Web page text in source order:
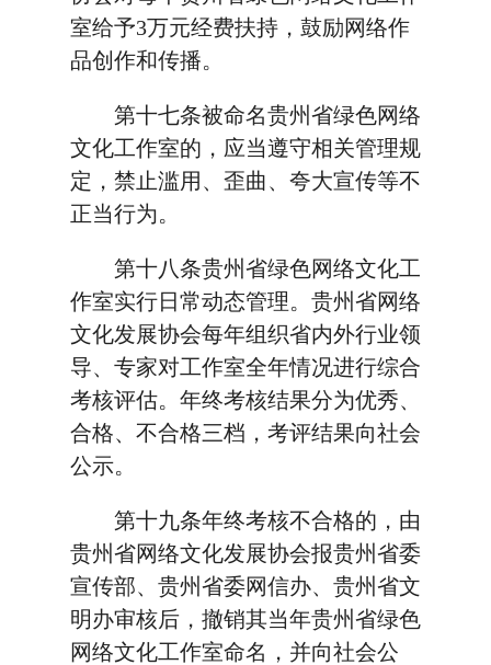
室给予3万元经费扶持，鼓励网络作
品创作和传播。
第十七条被命名贵州省绿色网络
文化工作室的，应当遵守相关管理规
定，禁止滥用、歪曲、夸大宣传等不
正当行为。
第十八条贵州省绿色网络文化工
作室实行日常动态管理。贵州省网络
文化发展协会每年组织省内外行业领
导、专家对工作室全年情况进行综合
考核评估。年终考核结果分为优秀、
合格、不合格三档，考评结果向社会
公示。
第十九条年终考核不合格的，由
贵州省网络文化发展协会报贵州省委
宣传部、贵州省委网信办、贵州省文
明办审核后，撤销其当年贵州省绿色
网络文化工作室命名，并向社会公